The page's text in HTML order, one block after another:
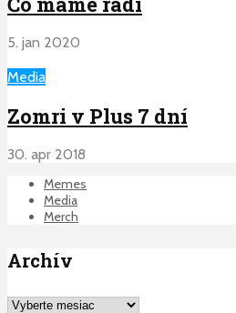
5. jan 2020
Media
Zomri v Plus 7 dní
30. apr 2018
Memes
Media
Merch
Archív
Archív